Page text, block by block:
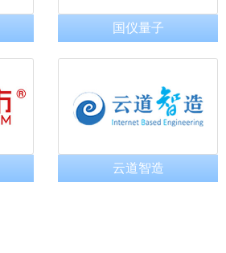
国仪量子
云道智造